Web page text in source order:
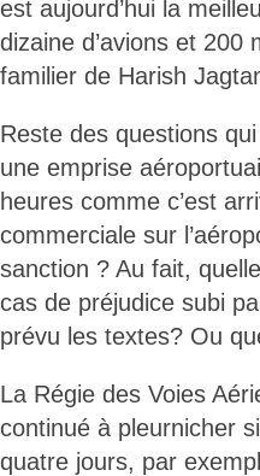
est aujourd’hui la
dizaine d’avions et 200
familier de Harish
Reste des questions
une emprise
heures comme c’est
commerciale sur
sanction ? Au fait,
cas de préjudice subi
prévu les textes? Ou
La Régie des Voies
continué à pleurnicher
quatre jours, par